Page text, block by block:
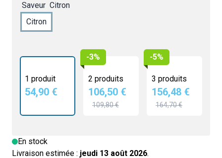
Saveur Citron
Citron
1 produit
54,90 €
-3%
2 produits
106,50 €
109,80 €
-5%
3 produits
156,48 €
164,70 €
En stock
Livraison estimée : jeudi 13 août 2026.